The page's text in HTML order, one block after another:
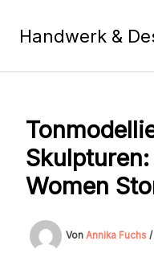
springenHandwerk &
Women
Von Annika Fuchs /